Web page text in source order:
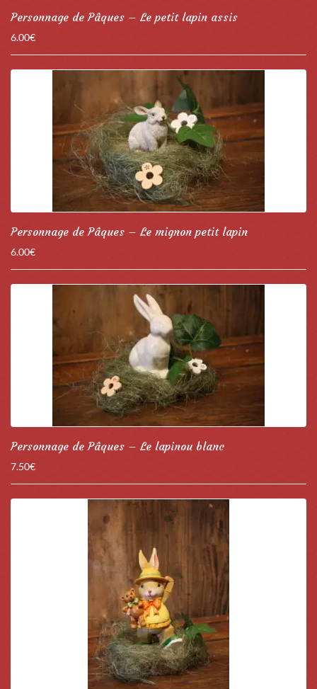
Personnage de Pâques – Le petit lapin assis
6.00€
Personnage de Pâques – Le mignon petit lapin
6.00€
Personnage de Pâques – Le lapinou blanc
7.50€